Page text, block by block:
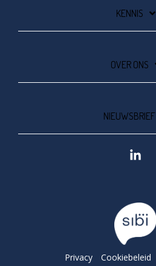
KENNIS
OVER ONS
NIEUWSBRIEF
Privacy Cookiebeleid